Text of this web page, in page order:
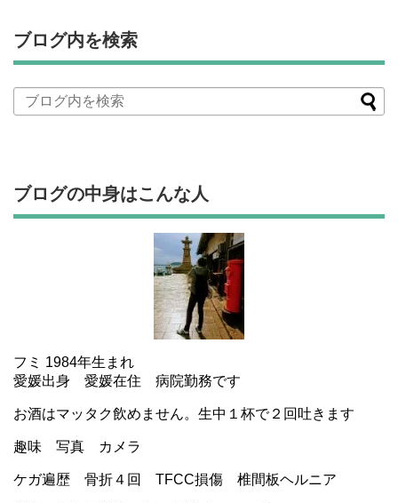
ブログ内を検索
ブログの中身はこんな人
フミ 1984年生まれ
愛媛出身 愛媛在住 病院勤務です
お酒はマッタク飲めません。生中１杯で２回吐きます
趣味 写真 カメラ
ケガ遍歴 骨折４回 TFCC損傷 椎間板ヘルニア